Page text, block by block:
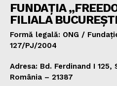
FUNDAȚIA
FILIALA
Formă legală: ONG /
127/PJ/2004
Adresa: Bd. Ferdinand I
România – 21387